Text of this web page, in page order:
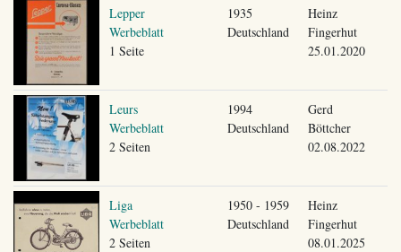
Lepper
Werbeblatt
1 Seite
1935
Deutschland
Heinz
Fingerhut
25.01.2020
Leurs
Werbeblatt
2 Seiten
1994
Deutschland
Gerd
Böttcher
02.08.2022
Liga
Werbeblatt
2 Seiten
1950 - 1959
Deutschland
Heinz
Fingerhut
08.01.2025